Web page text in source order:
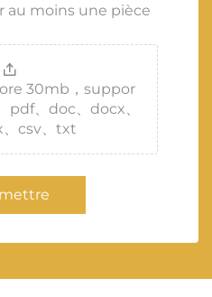
au moins une pièce
30mb，suppor
、doc、docx、
、csv、txt